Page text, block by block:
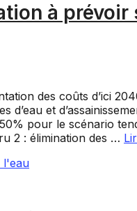
à prévoir
des coûts d’ici
d’eau et
pour le scénario
2 : élimination des …
l'eau